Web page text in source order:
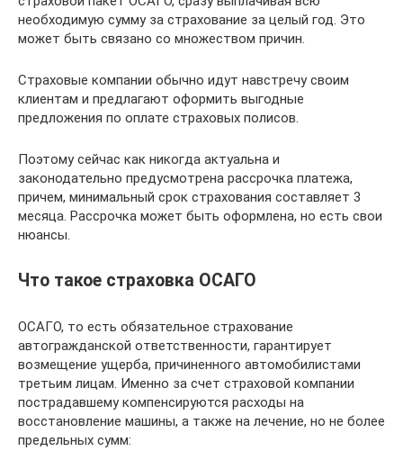
необходимую сумму за страхование за целый год. Это
может быть связано со множеством причин.
Страховые компании обычно идут навстречу своим
клиентам и предлагают оформить выгодные
предложения по оплате страховых полисов.
Поэтому сейчас как никогда актуальна и
законодательно предусмотрена рассрочка платежа,
причем, минимальный срок страхования составляет 3
месяца. Рассрочка может быть оформлена, но есть свои
нюансы.
Что такое страховка ОСАГО
ОСАГО, то есть обязательное страхование
автогражданской ответственности, гарантирует
возмещение ущерба, причиненного автомобилистами
третьим лицам. Именно за счет страховой компании
пострадавшему компенсируются расходы на
восстановление машины, а также на лечение, но не более
предельных сумм: